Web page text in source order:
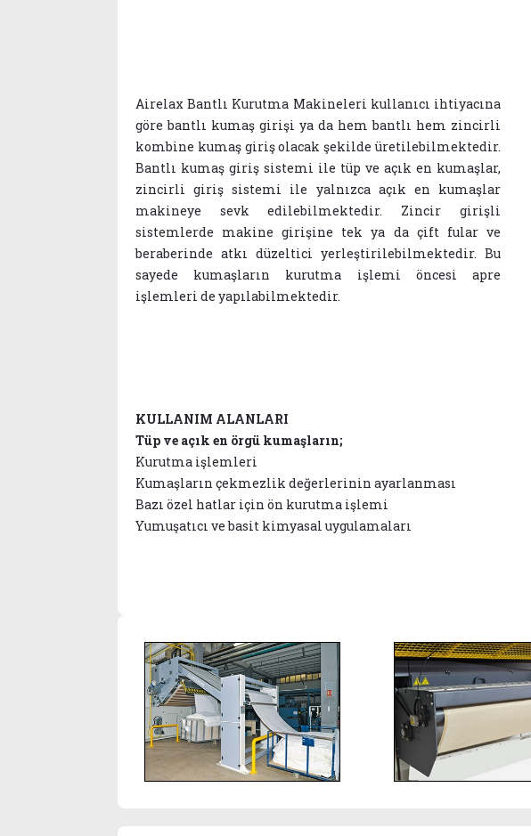
Airelax Bantlı Kurutma Makineleri kullanıcı ihtiyacına
göre bantlı kumaş girişi ya da hem bantlı hem zincirli
kombine kumaş giriş olacak şekilde üretilebilmektedir.
Bantlı kumaş giriş sistemi ile tüp ve açık en kumaşlar,
zincirli giriş sistemi ile yalnızca açık en kumaşlar
makineye sevk edilebilmektedir. Zincir girişli
sistemlerde makine girişine tek ya da çift fular ve
beraberinde atkı düzeltici yerleştirilebilmektedir. Bu
sayede kumaşların kurutma işlemi öncesi apre
işlemleri de yapılabilmektedir.
KULLANIM ALANLARI
Tüp ve açık en örgü kumaşların;
Kurutma işlemleri
Kumaşların çekmezlik değerlerinin ayarlanması
Bazı özel hatlar için ön kurutma işlemi
Yumuşatıcı ve basit kimyasal uygulamaları